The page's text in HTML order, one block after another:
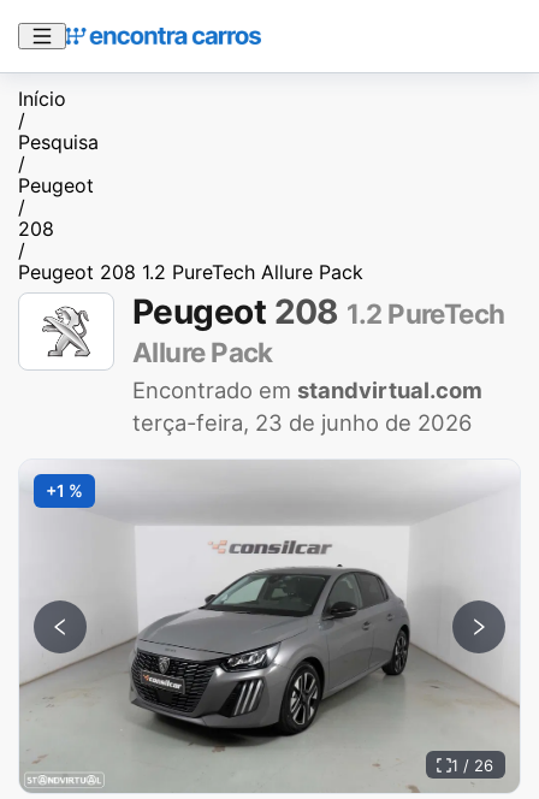
Início
/
Pesquisa
/
Peugeot
/
208
/
Peugeot 208 1.2 PureTech Allure Pack
Peugeot 208 1.2 PureTech
Allure Pack
Encontrado em standvirtual.com
terça-feira, 23 de junho de 2026
+1 %
1 / 26